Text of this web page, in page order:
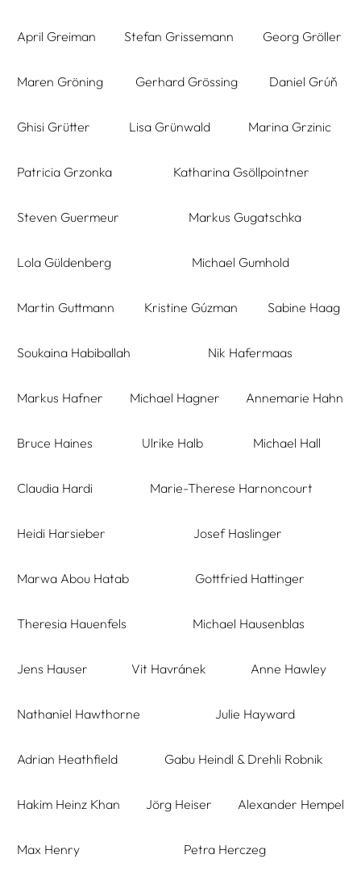
April Greiman Stefan Grissemann Georg Gröller
Maren Gröning Gerhard Grössing Daniel Grúň
Ghisi Grütter Lisa Grünwald Marina Grzinic
Patricia Grzonka Katharina Gsöllpointner
Steven Guermeur Markus Gugatschka
Lola Güldenberg Michael Gumhold
Martin Guttmann Kristine Gúzman Sabine Haag
Soukaina Habiballah Nik Hafermaas
Markus Hafner Michael Hagner Annemarie Hahn
Bruce Haines Ulrike Halb Michael Hall
Claudia Hardi Marie-Therese Harnoncourt
Heidi Harsieber Josef Haslinger
Marwa Abou Hatab Gottfried Hattinger
Theresia Hauenfels Michael Hausenblas
Jens Hauser Vit Havránek Anne Hawley
Nathaniel Hawthorne Julie Hayward
Adrian Heathfield Gabu Heindl & Drehli Robnik
Hakim Heinz Khan Jörg Heiser Alexander Hempel
Max Henry Petra Herczeg